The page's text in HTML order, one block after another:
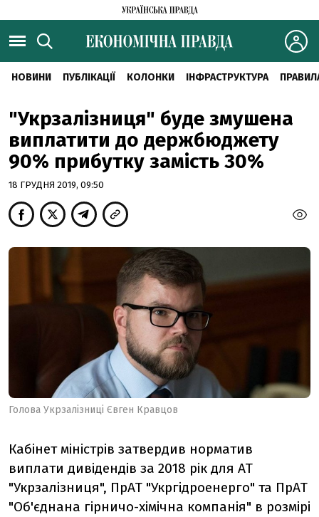
НОВИНИ ПУБЛІКАЦІЇ КОЛОНКИ ІНФРАСТРУКТУРА
"Укрзалізниця" буде змушена
виплатити до держбюджету
90% прибутку замість 30%
18 ГРУДНЯ 2019, 09:50
Голова Укрзалізниці Євген Кравцов
Кабінет міністрів затвердив норматив
виплати дивідендів за 2018 рік для АТ
"Укрзалізниця", ПрАТ "Укргідроенерго" та ПрАТ
"Об'єднана гірничо-хімічна компанія" в розмірі